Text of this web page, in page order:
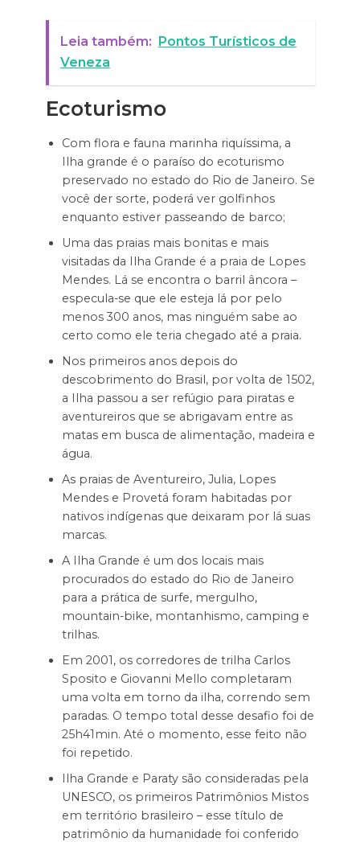
Leia também:
Pontos Turísticos de
Veneza
Ecoturismo
Com flora e fauna marinha riquíssima, a
Ilha grande é o paraíso do ecoturismo
preservado no estado do Rio de Janeiro. Se
você der sorte, poderá ver golfinhos
enquanto estiver passeando de barco;
Uma das praias mais bonitas e mais
visitadas da Ilha Grande é a praia de Lopes
Mendes. Lá se encontra o barril âncora –
especula-se que ele esteja lá por pelo
menos 300 anos, mas ninguém sabe ao
certo como ele teria chegado até a praia.
Nos primeiros anos depois do
descobrimento do Brasil, por volta de 1502,
a Ilha passou a ser refúgio para piratas e
aventureiros que se abrigavam entre as
matas em busca de alimentação, madeira e
água.
As praias de Aventureiro, Julia, Lopes
Mendes e Provetá foram habitadas por
nativos indígenas que deixaram por lá suas
marcas.
A Ilha Grande é um dos locais mais
procurados do estado do Rio de Janeiro
para a prática de surfe, mergulho,
mountain-bike, montanhismo, camping e
trilhas.
Em 2001, os corredores de trilha Carlos
Sposito e Giovanni Mello completaram
uma volta em torno da ilha, correndo sem
paradas. O tempo total desse desafio foi de
25h41min. Até o momento, esse feito não
foi repetido.
Ilha Grande e Paraty são consideradas pela
UNESCO, os primeiros Patrimônios Mistos
em território brasileiro – esse título de
patrimônio da humanidade foi conferido